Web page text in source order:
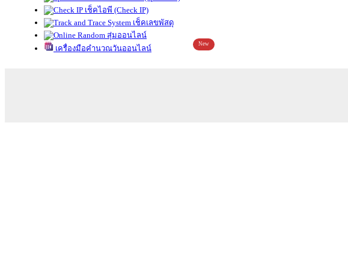
เช็คไอพี (Check IP)
เช็คเลขพัสดุ
สุ่มออนไลน์
เครื่องมือคำนวณวันออนไลน์
New